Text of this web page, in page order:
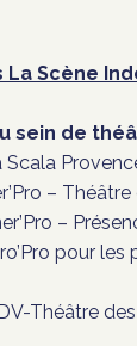
Scène
sein de
Scala
–
–
pour les
Théâtre